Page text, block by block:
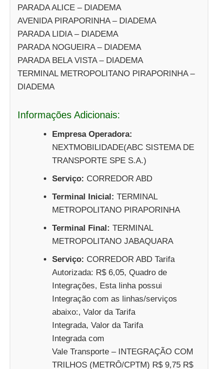
PARADA ALICE – DIADEMA
AVENIDA PIRAPORINHA – DIADEMA
PARADA LIDIA – DIADEMA
PARADA NOGUEIRA – DIADEMA
PARADA BELA VISTA – DIADEMA
TERMINAL METROPOLITANO PIRAPORINHA –
DIADEMA
Informações Adicionais:
Empresa Operadora:
NEXTMOBILIDADE(ABC SISTEMA DE
TRANSPORTE SPE S.A.)
Serviço: CORREDOR ABD
Terminal Inicial: TERMINAL
METROPOLITANO PIRAPORINHA
Terminal Final: TERMINAL
METROPOLITANO JABAQUARA
Serviço: CORREDOR ABD Tarifa
Autorizada: R$ 6,05, Quadro de
Integrações, Esta linha possui
Integração com as linhas/serviços
abaixo:, Valor da Tarifa
Integrada, Valor da Tarifa
Integrada com
Vale Transporte – INTEGRAÇÃO COM
TRILHOS (METRÔ/CPTM) R$ 9,75 R$